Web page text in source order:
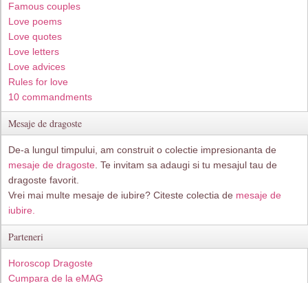
Famous couples
Love poems
Love quotes
Love letters
Love advices
Rules for love
10 commandments
Mesaje de dragoste
De-a lungul timpului, am construit o colectie impresionanta de
mesaje de dragoste . Te invitam sa adaugi si tu mesajul tau de
dragoste favorit.
Vrei mai multe mesaje de iubire? Citeste colectia de mesaje de
iubire.
Parteneri
Horoscop Dragoste
Cumpara de la eMAG